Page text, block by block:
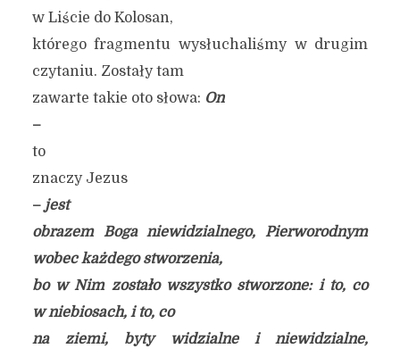
w Liście do Kolosan,
którego fragmentu wysłuchaliśmy w drugim
czytaniu. Zostały tam
zawarte takie oto słowa: On
–
to
znaczy Jezus
– jest
obrazem Boga niewidzialnego, Pierworodnym
wobec każdego stworzenia,
bo w Nim zostało wszystko stworzone: i to, co
w niebiosach, i to, co
na ziemi, byty widzialne i niewidzialne,